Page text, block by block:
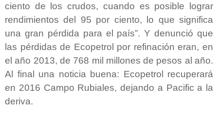
ciento de los crudos, cuando es posible lograr
rendimientos del 95 por ciento, lo que significa
una gran pérdida para el país”. Y denunció que
las pérdidas de Ecopetrol por refinación eran, en
el año 2013, de 768 mil millones de pesos al año.
Al final una noticia buena: Ecopetrol recuperará
en 2016 Campo Rubiales, dejando a Pacific a la
deriva.